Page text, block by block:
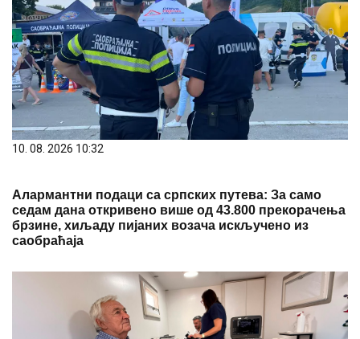
10. 08. 2026 10:32
Алармантни подаци са српских путева: За само
седам дана откривено више од 43.800 прекорачења
брзине, хиљаду пијаних возача искључено из
саобраћаја